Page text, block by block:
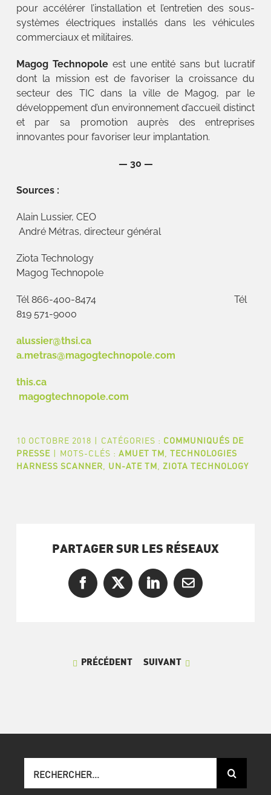
pour accélérer l’installation et l’entretien des sous-
systèmes électriques installés dans les véhicules
commerciaux et militaires.
Magog Technopoleest une entité sans but lucratif
dont la mission est de favoriser la croissance du
secteur des TIC dans la ville de Magog, par le
développement d’un environnement d’accueil distinct
et par sa promotion auprès des entreprises
innovantes pour favoriser leur implantation.
— 30 —
Sources :
Alain Lussier, CEO
André Métras, directeur général
Ziota Technology
Magog Technopole
Tél 866-400-8474 Tél
819 571-9000
alussier@thsi.ca
a.metras@magogtechnopole.com
this.ca
magogtechnopole.com
10 OCTOBRE 2018 | CATÉGORIES : COMMUNIQUÉS DE
PRESSE | MOTS-CLÉS : AMUET TM, TECHNOLOGIES
HARNESS SCANNER, UN-ATE TM, ZIOTA TECHNOLOGY
PARTAGER SUR LES RÉSEAUX
Facebook
X LinkedInCourriel
PRÉCÉDENT SUIVANT
sur